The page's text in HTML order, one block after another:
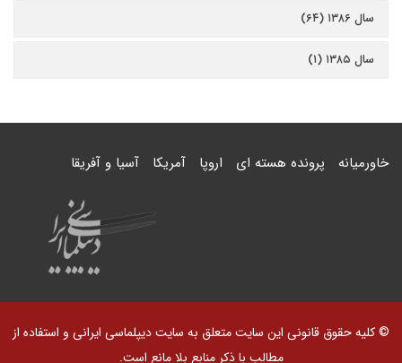
سال ۱۳۸۶ (۶۴)
سال ۱۳۸۵ (۱)
خاورمیانه پرونده هسته ای اروپا آمریکا آسیا و آفریقا
© کلیه حقوق قانونی این سایت متعلق به سایت دیپلماسی ایرانی و استفاده از
مطالب با ذکر منابع بلا مانع است.